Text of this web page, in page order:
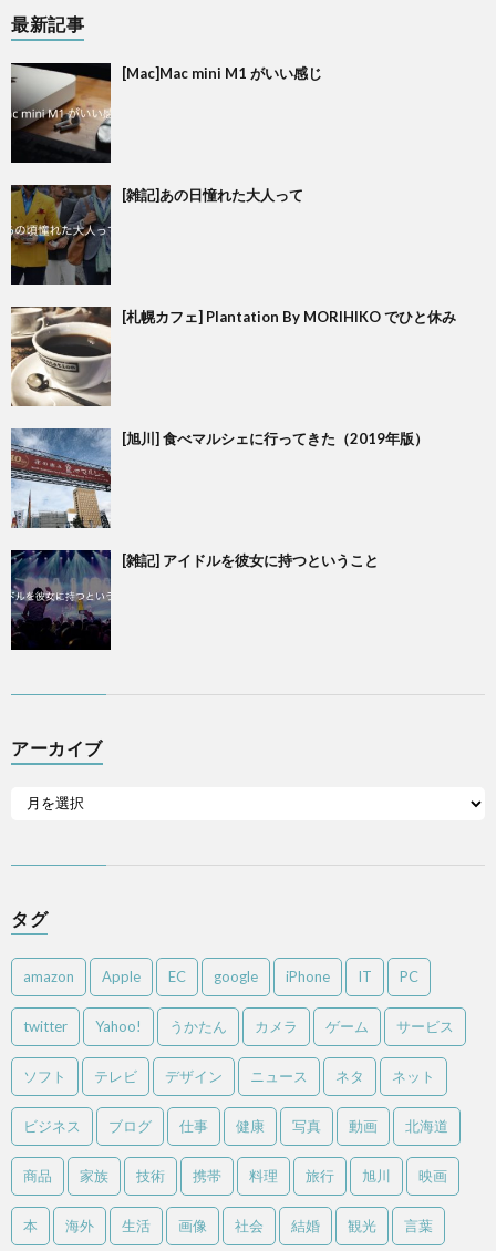
最新記事
[Mac]Mac mini M1 がいい感じ
[雑記]あの日憧れた大人って
[札幌カフェ] Plantation By MORIHIKO でひと休み
[旭川] 食べマルシェに行ってきた（2019年版）
[雑記] アイドルを彼女に持つということ
アーカイブ
タグ
amazon Apple EC google iPhone IT PC
twitter Yahoo! うかたん カメラ ゲーム サービス
ソフト テレビ デザイン ニュース ネタ ネット
ビジネス ブログ 仕事 健康 写真 動画 北海道
商品 家族 技術 携帯 料理 旅行 旭川 映画
本 海外 生活 画像 社会 結婚 観光 言葉